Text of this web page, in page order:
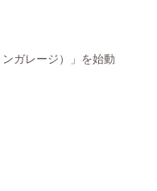
ガレージ）」を始動